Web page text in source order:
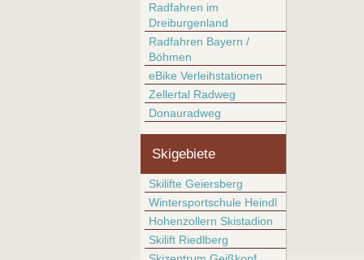
Radfahren im
Dreiburgenland
Radfahren Bayern /
Böhmen
eBike Verleihstationen
Zellertal Radweg
Donauradweg
Skigebiete
Skilifte Geiersberg
Wintersportschule Heindl
Hohenzollern Skistadion
Skilift Riedlberg